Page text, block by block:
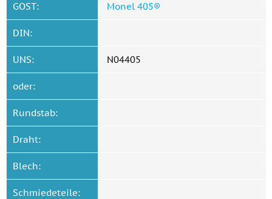
GOST: Monel 405®
DIN:
UNS: N04405
oder:
Rundstab:
Draht:
Blech:
Schmiedeteile: